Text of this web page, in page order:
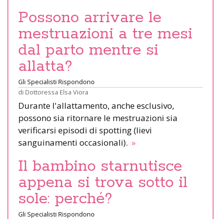
Possono arrivare le
mestruazioni a tre mesi
dal parto mentre si
allatta?
Gli Specialisti Rispondono
di Dottoressa Elsa Viora
Durante l'allattamento, anche esclusivo,
possono sia ritornare le mestruazioni sia
verificarsi episodi di spotting (lievi
sanguinamenti occasionali). »
Il bambino starnutisce
appena si trova sotto il
sole: perché?
Gli Specialisti Rispondono